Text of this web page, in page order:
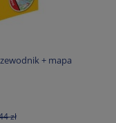
+ mapa
zł